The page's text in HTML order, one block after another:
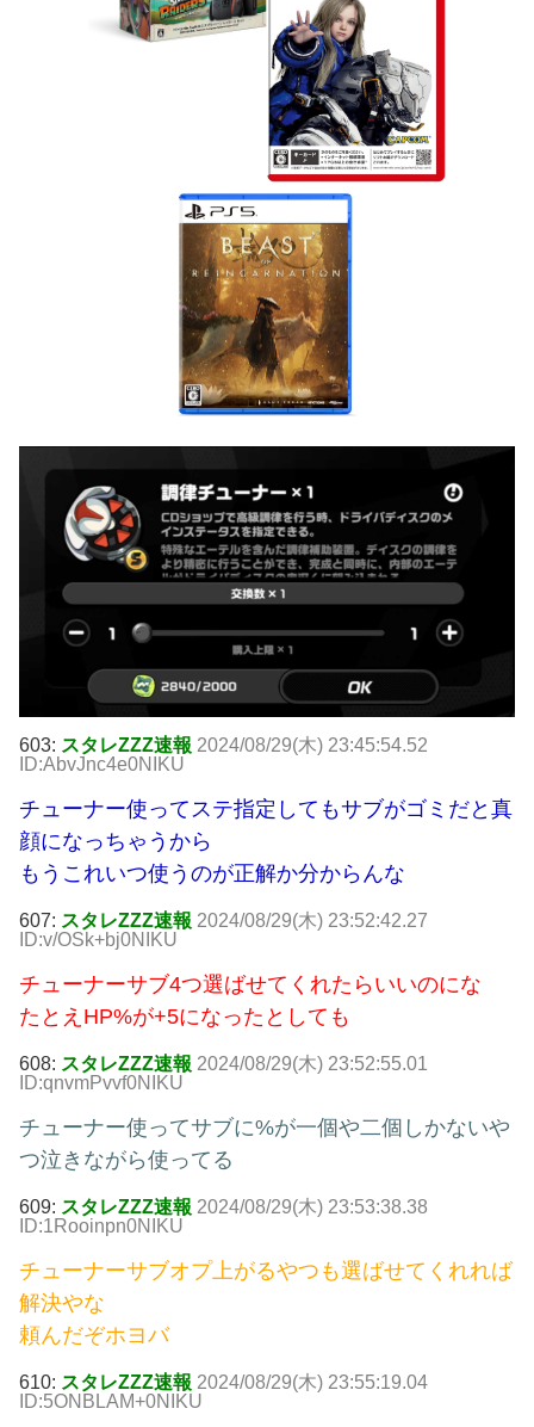
603: スタレZZZ速報 2024/08/29(木) 23:45:54.52
ID:AbvJnc4e0NIKU
チューナー使ってステ指定してもサブがゴミだと真
顔になっちゃうから
もうこれいつ使うのが正解か分からんな
607: スタレZZZ速報 2024/08/29(木) 23:52:42.27
ID:v/OSk+bj0NIKU
チューナーサブ4つ選ばせてくれたらいいのにな
たとえHP%が+5になったとしても
608: スタレZZZ速報 2024/08/29(木) 23:52:55.01
ID:qnvmPvvf0NIKU
チューナー使ってサブに%が一個や二個しかないや
つ泣きながら使ってる
609: スタレZZZ速報 2024/08/29(木) 23:53:38.38
ID:1Rooinpn0NIKU
チューナーサブオプ上がるやつも選ばせてくれれば
解決やな
頼んだぞホヨバ
610: スタレZZZ速報 2024/08/29(木) 23:55:19.04
ID:5ONBLAM+0NIKU